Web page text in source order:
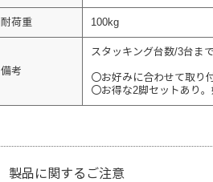
耐荷重 100kg
備考
スタッキング台数/3台まで
〇お好みに合わせて取り
〇お得な2脚セットあり
製品に関するご注意